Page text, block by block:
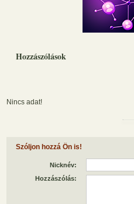
Hozzászólások
Nincs adat!
Szóljon hozzá Ön is!
Nicknév:
Hozzászólás: